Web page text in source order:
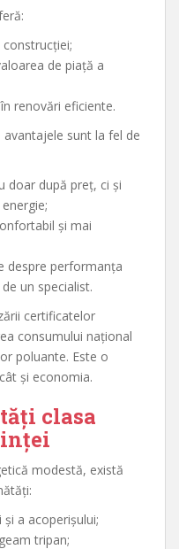
de piață a
renovări eficiente.
sunt la fel de
doar după preț, ci și
și mai
despre performanța
un specialist.
certificatelor
consumului național
poluante. Este o
și economia.
clasa
modestă, există
a acoperișului;
tripan;